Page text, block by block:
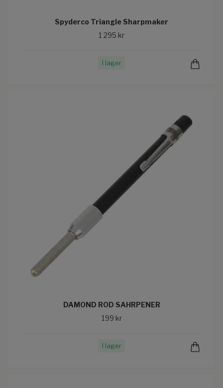
Spyderco Triangle Sharpmaker
1 295 kr
I lager
DAMOND ROD SAHRPENER
199 kr
I lager